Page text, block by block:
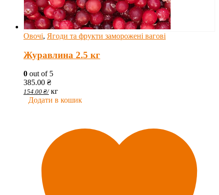
Овочі, Ягоди та фрукти заморожені вагові
Журавлина 2.5 кг
0 out of 5
385.00 ₴
154.00 ₴/ кг
Додати в кошик